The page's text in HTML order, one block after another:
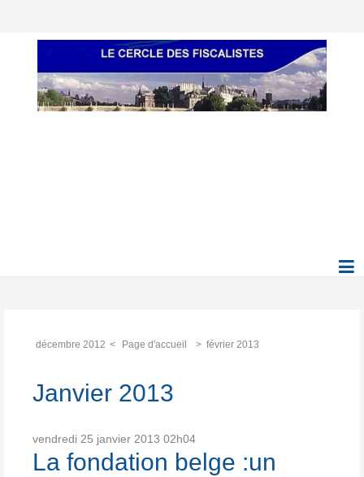
décembre 2012 Page d'accueil février 2013
Janvier 2013
vendredi 25 janvier 2013 02h04
La fondation belge :un